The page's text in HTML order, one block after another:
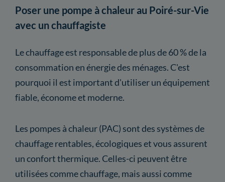
Poser une pompe à chaleur au Poiré-sur-Vie
avec un chauffagiste
Le chauffage est responsable de plus de 60 % de la
consommation en énergie des ménages. C'est
pourquoi il est important d'utiliser un équipement
fiable, économe et moderne.
Les pompes à chaleur (PAC) sont des systèmes de
chauffage rentables, écologiques et vous assurent
un confort thermique. Celles-ci peuvent être
utilisées comme chauffage, mais aussi comme